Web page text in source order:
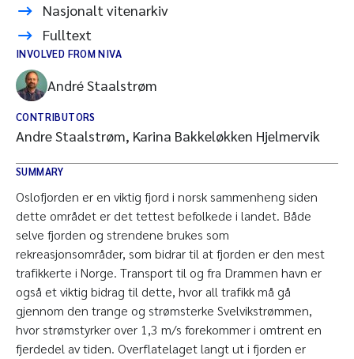
Nasjonalt vitenarkiv
Fulltext
INVOLVED FROM NIVA
André Staalstrøm
CONTRIBUTORS
Andre Staalstrøm, Karina Bakkeløkken Hjelmervik
SUMMARY
Oslofjorden er en viktig fjord i norsk sammenheng siden
dette området er det tettest befolkede i landet. Både
selve fjorden og strendene brukes som
rekreasjonsområder, som bidrar til at fjorden er den mest
trafikkerte i Norge. Transport til og fra Drammen havn er
også et viktig bidrag til dette, hvor all trafikk må gå
gjennom den trange og strømsterke Svelvikstrømmen,
hvor strømstyrker over 1,3 m/s forekommer i omtrent en
fjerdedel av tiden. Overflatelaget langt ut i fjorden er